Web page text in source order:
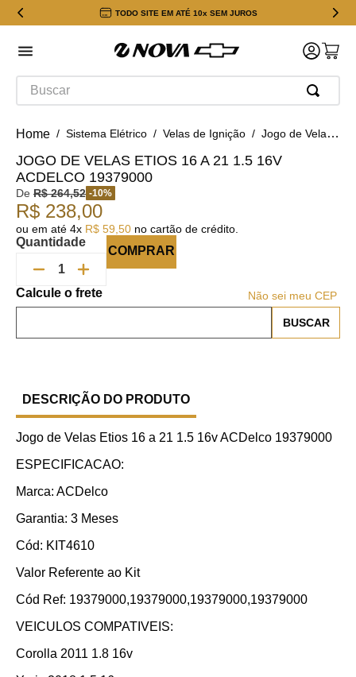
TODO SITE EM ATÉ 10x SEM JUROS
Buscar
Sistema Elétrico Velas de Ignição Jogo de Velas Etios 16 a 21 1.5 16v ACDelco 19379000
JOGO DE VELAS ETIOS 16 A 21 1.5 16V
ACDELCO 19379000
De R$ 264,52 -10%
R$ 238,00
ou em até 4x R$ 59 50 no cartão de crédito.
Quantidade
COMPRAR
Não sei meu CEP
DESCRIÇÃO DO PRODUTO
Jogo de Velas Etios 16 a 21 1.5 16v ACDelco 19379000
ESPECIFICACAO:
Marca: ACDelco
Garantia: 3 Meses
Cód: KIT4610
Valor Referente ao Kit
Cód Ref: 19379000,19379000,19379000,19379000
VEICULOS COMPATIVEIS:
Corolla 2011 1.8 16v